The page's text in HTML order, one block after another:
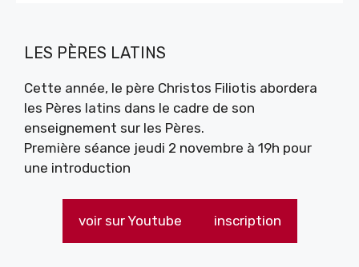
LES PÈRES LATINS
Cette année, le père Christos Filiotis abordera
les Pères latins dans le cadre de son
enseignement sur les Pères.
Première séance jeudi 2 novembre à 19h pour
une introduction
voir sur Youtube inscription